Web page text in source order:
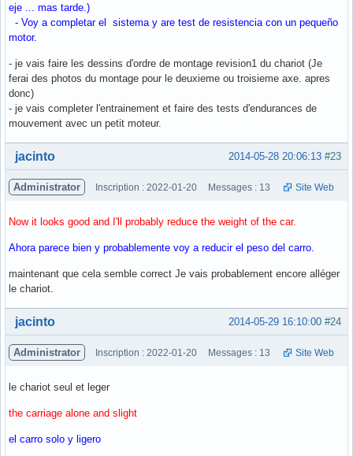
eje ... mas tarde.)
- Voy a completar el sistema y are test de resistencia con un pequeño
motor.
- je vais faire les dessins d'ordre de montage revision1 du chariot (Je
ferai des photos du montage pour le deuxieme ou troisieme axe. apres
donc)
- je vais completer l'entrainement et faire des tests d'endurances de
mouvement avec un petit moteur.
Hors ligne #23
2014-05-28 20:06:13
jacinto
Administrator Inscription : 2022-01-20 Messages : 13 Site Web
Now it looks good and I'll probably reduce the weight of the car.
Ahora parece bien y probablemente voy a reducir el peso del carro.
maintenant que cela semble correct Je vais probablement encore alléger
le chariot.
Hors ligne #24
2014-05-29 16:10:00
jacinto
Administrator Inscription : 2022-01-20 Messages : 13 Site Web
le chariot seul et leger
the carriage alone and slight
el carro solo y ligero